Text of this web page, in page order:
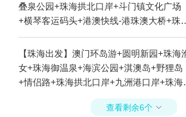
叠泉公园+珠海拱北口岸+斗门镇文化广场
+横琴客运码头+港澳快线-港珠澳大桥+珠
斗门清朝古街+斗门印象小镇1日游
【珠海出发】澳门环岛游+圆明新园+珠海
女+珠海御温泉+海滨公园+淇澳岛+野狸岛
+情侣路+珠海拱北口岸+九洲港口岸+珠海
隆度假区+珠海长隆海洋王国+珠海夜幕汽车
影院+珠海大剧院+珠海本地玩乐+港珠澳大
查看剩余6个 